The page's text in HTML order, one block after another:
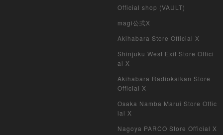
Official shop (VAULT)
magi公式X
Akihabara Store Official X
Shinjuku West Exit Store Offici
al X
Akihabara Radiokaikan Store
Official X
Osaka Namba Marui Store Offic
ial X
Nagoya PARCO Store Official X